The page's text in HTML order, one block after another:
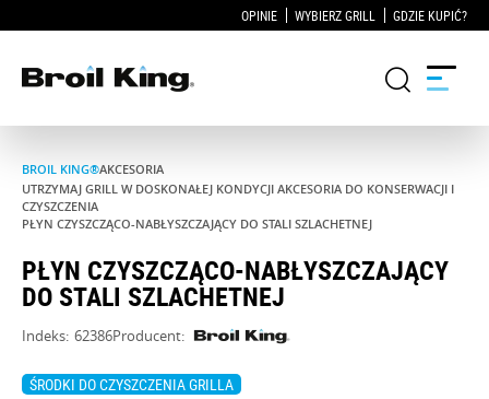
OPINIE WYBIERZ GRILL GDZIE KUPIĆ?
Grille
Akcesoria do grillowania
BROIL KING®AKCESORIA
UTRZYMAJ GRILL W DOSKONAŁEJ KONDYCJI AKCESORIA DO KONSERWACJI I
CZYSZCZENIA
PŁYN CZYSZCZĄCO-NABŁYSZCZAJĄCY DO STALI SZLACHETNEJ
PŁYN CZYSZCZĄCO-NABŁYSZCZAJĄCY
DO STALI SZLACHETNEJ
Indeks: 62386Producent:
ŚRODKI DO CZYSZCZENIA GRILLA